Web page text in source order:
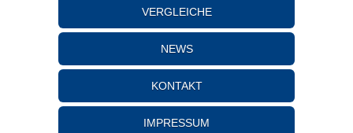
VERGLEICHE
NEWS
KONTAKT
IMPRESSUM